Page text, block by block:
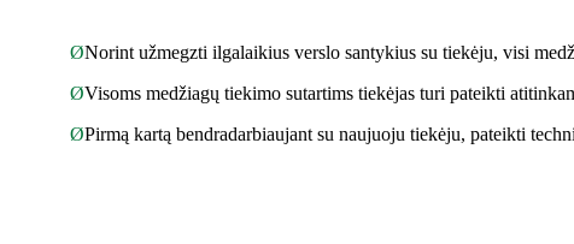
ØNorint užmegzti ilgalaikius verslo santykius su tiekėju, visi
ØVisoms medžiagų tiekimo sutartims tiekėjas turi pateikti
ØPirmą kartą bendradarbiaujant su naujuoju tiekėju, pateikti